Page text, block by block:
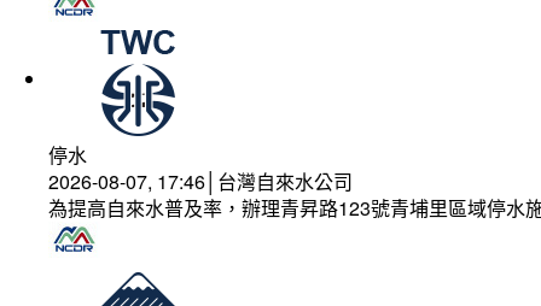
停水
2026-08-07, 17:46│台灣自來水公司
為提高自來水普及率，辦理青昇路123號青埔里區域停水